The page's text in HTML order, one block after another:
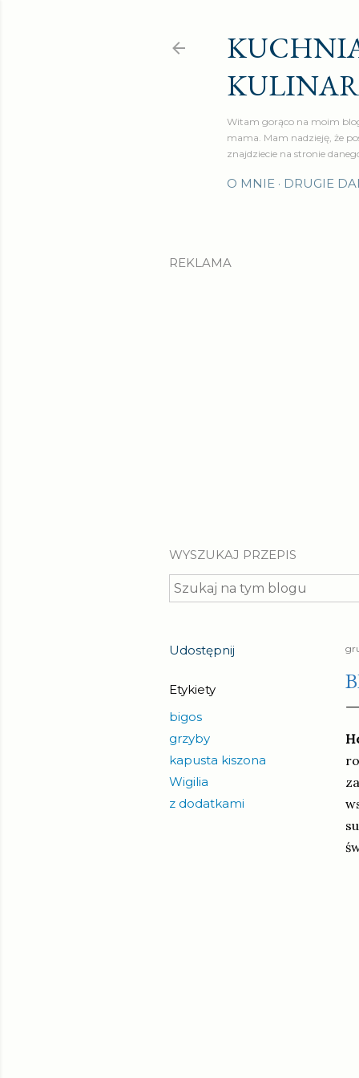
Witam gorąco na moim
mama. Mam nadzieję, że
znajdziecie na stronie
O MNIE DRUGIE
REKLAMA
WYSZUKAJ PRZEPIS
Udostępnij
Etykiety
bigos
grzyby
kapusta kiszona
Wigilia
z dodatkami